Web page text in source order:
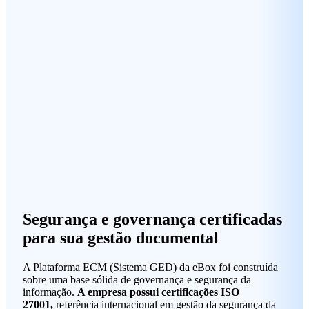
Segurança e governança certificadas
para sua gestão documental
A Plataforma ECM (Sistema GED) da eBox foi construída
sobre uma base sólida de governança e segurança da
informação. A empresa possui certificações ISO
27001, referência internacional em gestão da segurança da